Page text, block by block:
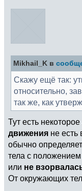
Mikhail_K в
Скажу ещё так:
относительно,
так же, как
Тут есть
движения не есть
обычно
тела с
или не
От окружающих